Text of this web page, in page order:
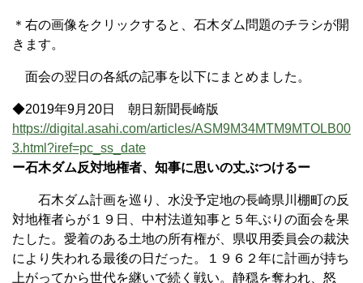
＊右の画像をクリックすると、石木ダム問題のチラシが開
きます。
面会の翌日の各紙の記事を以下にまとめました。
◆2019年9月20日 朝日新聞長崎版
https://digital.asahi.com/articles/ASM9M34MTM9MTOLB00
3.html?iref=pc_ss_date
ー石木ダム反対地権者、知事に思いの丈ぶつけるー
石木ダム計画を巡り、水没予定地の長崎県川棚町の反
対地権者らが１９日、中村法道知事と５年ぶりの面会を果
たした。愛着のある土地の所有権が、県収用委員会の裁決
により失われる最後の日だった。１９６２年に計画が持ち
上がってから世代を継いで続く戦い。静穏を奪われ、怒